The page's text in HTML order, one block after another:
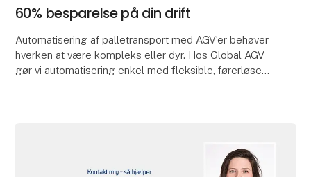
60% besparelse på din drift
Automatisering af palletransport med AGV’er behøver
hverken at være kompleks eller dyr. Hos Global AGV
gør vi automatisering enkel med fleksible, førerløse